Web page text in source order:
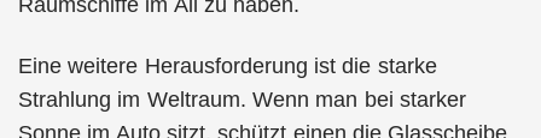
Raumschiffe im All zu haben.
Eine weitere Herausforderung ist die starke
Strahlung im Weltraum. Wenn man bei starker
Sonne im Auto sitzt, schützt einen die Glasscheibe